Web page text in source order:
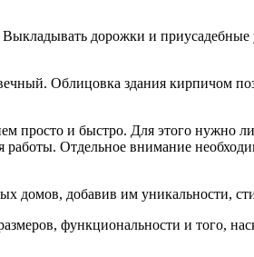
дорожки и
Облицовка здания кирпичом
просто и быстро. Для этого нужно
работы. Отдельное внимание
домов, добавив им уникальности,
функциональности и того,